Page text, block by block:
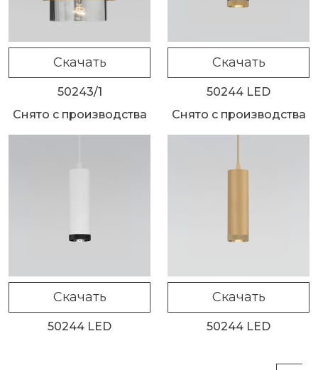
Скачать
50243/1
Снято с производства
Скачать
50244 LED
Снято с производства
Скачать
50244 LED
Скачать
50244 LED